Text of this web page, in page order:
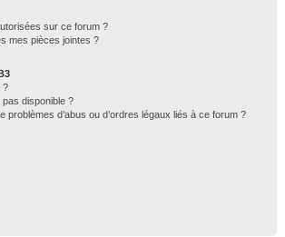
sur ce forum ?
mes pièces jointes ?
?
pas disponible ?
problèmes d’abus ou d’ordres légaux liés à ce forum ?